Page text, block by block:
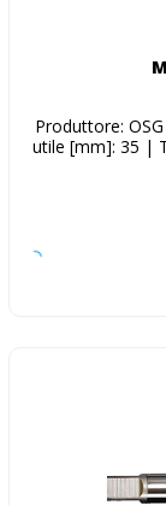
Produttore:
utile [mm]: 35 |